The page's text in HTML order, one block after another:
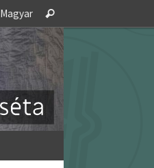
Magyar
for:
Search